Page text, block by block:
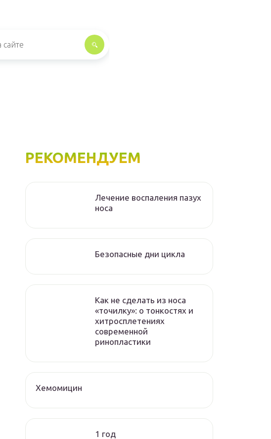
РЕКОМЕНДУЕМ
Лечение воспаления пазух
носа
Безопасные дни цикла
Как не сделать из носа
«точилку»: о тонкостях и
хитросплетениях
современной
ринопластики
Хемомицин
1 год